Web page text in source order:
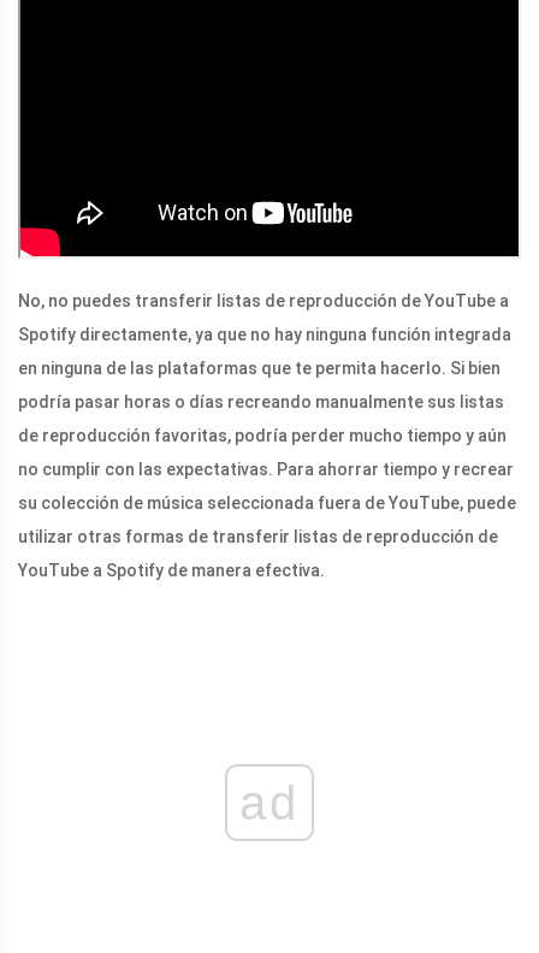
No, no puedes transferir listas de reproducción de YouTube a
Spotify directamente, ya que no hay ninguna función integrada
en ninguna de las plataformas que te permita hacerlo. Si bien
podría pasar horas o días recreando manualmente sus listas
de reproducción favoritas, podría perder mucho tiempo y aún
no cumplir con las expectativas. Para ahorrar tiempo y recrear
su colección de música seleccionada fuera de YouTube, puede
utilizar otras formas de transferir listas de reproducción de
YouTube a Spotify de manera efectiva.
ad